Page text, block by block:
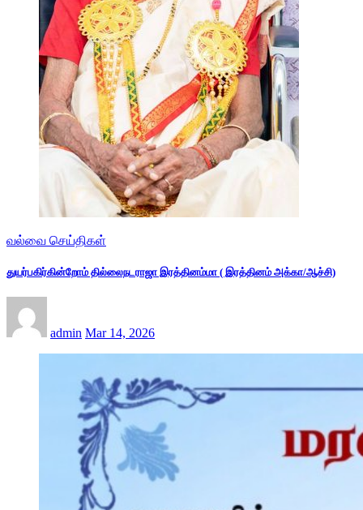
வல்வை செய்திகள்
துயர்பகிர்கின்றோம் தில்லைநடராஜா இரத்தினம்மா ( இரத்தினம் அக்கா/ஆச்சி)
admin Mar 14, 2026